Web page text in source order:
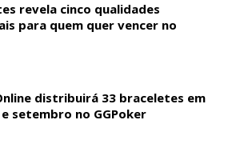
revela cinco qualidades
para quem quer vencer no
distribuirá 33 braceletes em
setembro no GGPoker